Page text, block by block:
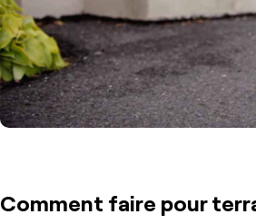
Comment faire pour